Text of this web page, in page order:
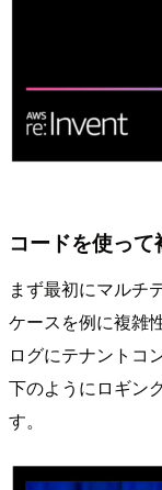
コードを使っ
まず最初にマルチ
ケースを例に複雑
ログにテナントコ
下のようにロギン
す。